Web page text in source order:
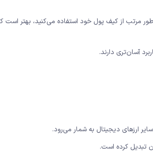
مرتب از کیف پول خود استفاده می‌کنید، بهتر است
آسان‌تری دارند.
ارزهای دیجیتال به شمار می‌رود.
تبدیل کرده است.